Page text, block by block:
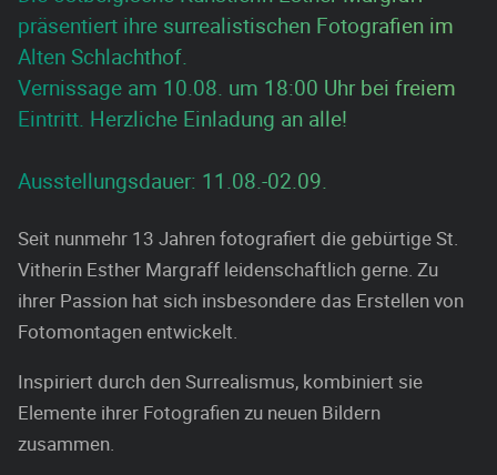
präsentiert ihre surrealistischen Fotografien im
Alten Schlachthof.
Vernissage am 10.08. um 18:00 Uhr bei freiem
Eintritt. Herzliche Einladung an alle!
Ausstellungsdauer: 11.08.-02.09.
Seit nunmehr 13 Jahren fotografiert die gebürtige St.
Vitherin Esther Margraff leidenschaftlich gerne. Zu
ihrer Passion hat sich insbesondere das Erstellen von
Fotomontagen entwickelt.
Inspiriert durch den Surrealismus, kombiniert sie
Elemente ihrer Fotografien zu neuen Bildern
zusammen.